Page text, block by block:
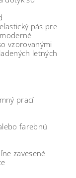
pás pre
vzorovanými
letných
prací
farebnú
zavesené